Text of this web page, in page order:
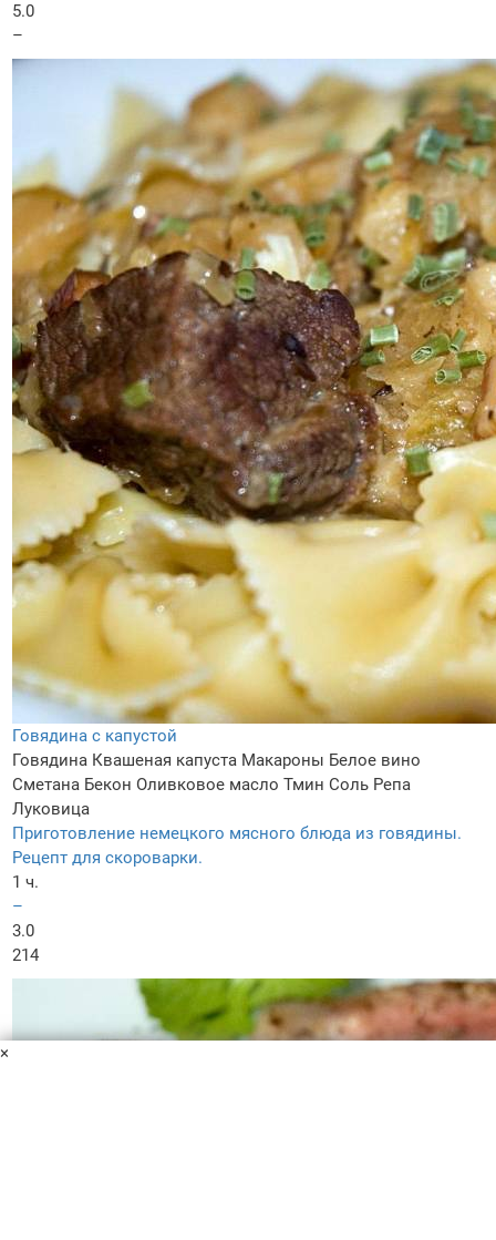
5.0
–
Говядина с капустой
Говядина Квашеная капуста Макароны Белое вино
Сметана Бекон Оливковое масло Тмин Соль Репа
Луковица
Приготовление немецкого мясного блюда из говядины.
Рецепт для скороварки.
1 ч.
–
3.0
214
×